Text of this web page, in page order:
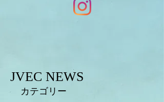
JVEC NEWS
カテゴリー